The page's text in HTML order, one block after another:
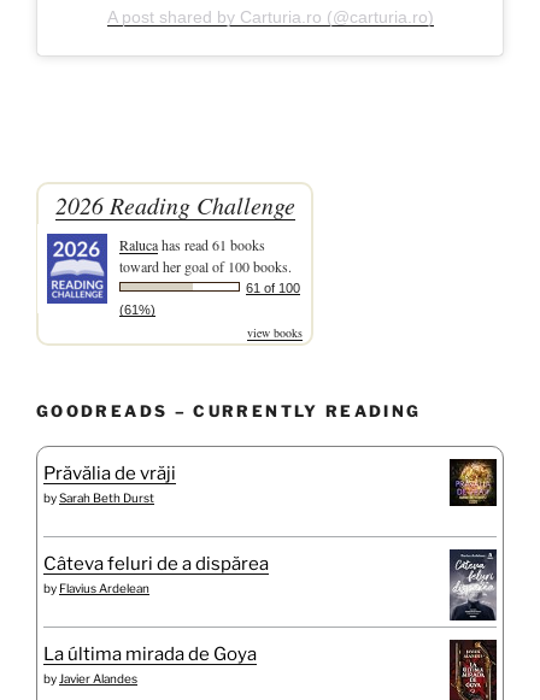
A post shared by Carturia.ro (@carturia.ro)
2026 Reading Challenge
Ralucahas read 61 books
toward her goal of 100 books.
61 of 100
(61%)
view books
GOODREADS – CURRENTLY READING
Prăvălia de vrăji
bySarah Beth Durst
Câteva feluri de a dispărea
by Flavius Ardelean
La última mirada de Goya
by Javier Alandes